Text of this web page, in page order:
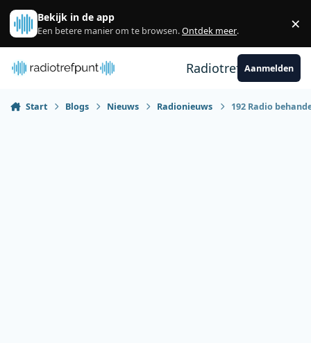
Spring naar bijdragen
Bekijk in de app
Een betere manier om te browsen.Ontdek meer. ×
RadiotrefpuntAanmelden
Start Blogs Nieuws Radionieuws 192 Radio